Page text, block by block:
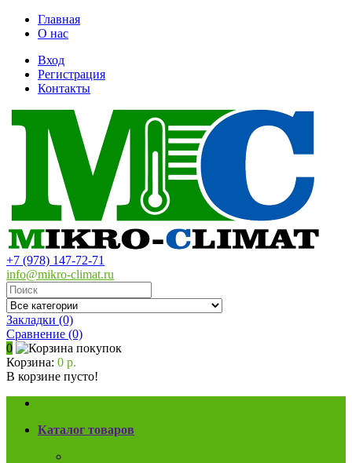
Главная
О нас
Вход
Регистрация
Контакты
+7 (978) 147-72-71
info@mikro-climat.ru
Закладки (0)
Сравнение (0)
0
Корзина: 0 р.
В корзине пусто!
Каталог товаров